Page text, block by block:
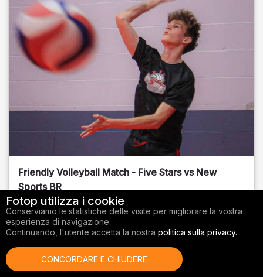
Friendly Volleyball Match - Five Stars vs New
Sports BR
Orange County, FL
01/14/2026
Fotop utilizza i cookie
Conserviamo le statistiche delle visite per migliorare la vostra
esperienza di navigazione.
Continuando, l'utente accetta la nostra politica sulla privacy.
CONCORDARE E CHIUDERE